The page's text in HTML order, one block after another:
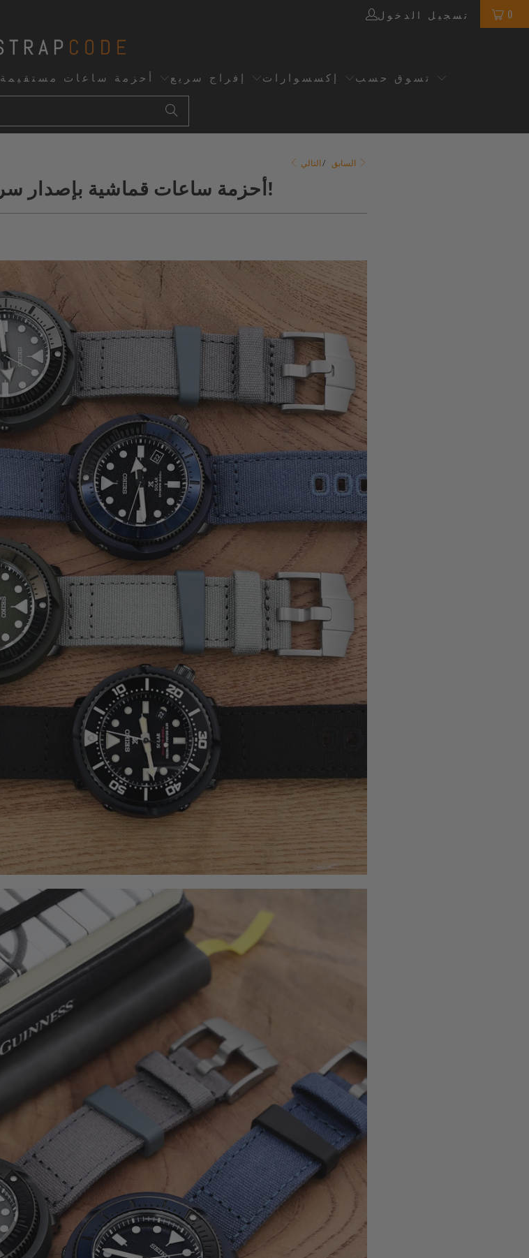
تسجيل الدخول 0
أحزمة ساعات مستقيمة إفراج سريع إكسسوارات تسوق حسب
السابق /
أحزمة ساعات قماشية بإصدار سريع لعام 2020 مع حلقات إضافية!